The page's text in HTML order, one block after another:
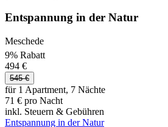
Entspannung in der Natur
Meschede
9% Rabatt
494 €
545 €
für 1 Apartment, 7 Nächte
71 € pro Nacht
inkl. Steuern & Gebühren
Entspannung in der Natur